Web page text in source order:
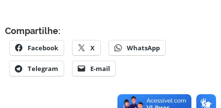
Compartilhe:
Facebook X WhatsApp
Telegram E-mail